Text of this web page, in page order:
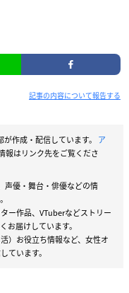
記事の内容について報告する
作成・配信しています。 ア
報はリンク先をご覧くださ
声優・舞台・俳優などの情
ー作品、VTuberなどストリー
お届けしています。
）お役立ち情報など、女性オ
ています。